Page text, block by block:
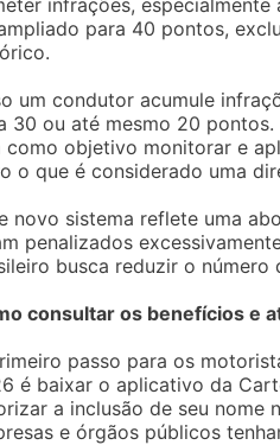
para 40 pontos,
um condutor acumule
30 ou até mesmo 20
como objetivo monitorar e
o que é considerado uma
novo sistema reflete uma
penalizados
busca reduzir o
consultar os benefícios e
passo para os
é baixar o aplicativo da
a inclusão de seu nome
e órgãos públicos